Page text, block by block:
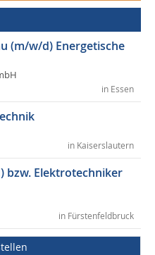
(m/w/d) Energetische
in Essen
in Kaiserslautern
bzw. Elektrotechniker
in Fürstenfeldbruck